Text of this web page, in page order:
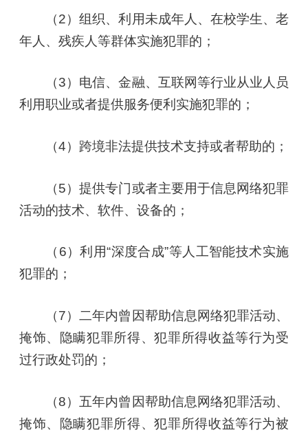
（2）组织、利用未成年人、在校学生、老
年人、残疾人等群体实施犯罪的；
（3）电信、金融、互联网等行业从业人员
利用职业或者提供服务便利实施犯罪的；
（4）跨境非法提供技术支持或者帮助的；
（5）提供专门或者主要用于信息网络犯罪
活动的技术、软件、设备的；
（6）利用“深度合成”等人工智能技术实施
犯罪的；
（7）二年内曾因帮助信息网络犯罪活动、
掩饰、隐瞒犯罪所得、犯罪所得收益等行为受
过行政处罚的；
（8）五年内曾因帮助信息网络犯罪活动、
掩饰、隐瞒犯罪所得、犯罪所得收益等行为被